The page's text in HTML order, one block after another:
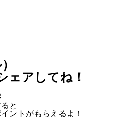
ェアしてね！
と
ント がもらえるよ！